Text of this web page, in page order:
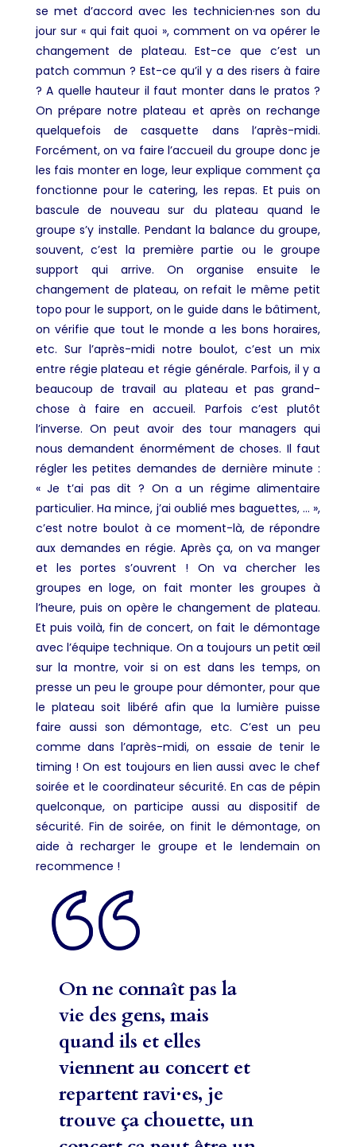
se met d’accord avec les technicien·nes son du
jour sur « qui fait quoi », comment on va opérer le
changement de plateau. Est-ce que c’est un
patch commun ? Est-ce qu’il y a des risers à faire
? A quelle hauteur il faut monter dans le pratos ?
On prépare notre plateau et après on rechange
quelquefois de casquette dans l’après-midi.
Forcément, on va faire l’accueil du groupe donc je
les fais monter en loge, leur explique comment ça
fonctionne pour le catering, les repas. Et puis on
bascule de nouveau sur du plateau quand le
groupe s’y installe. Pendant la balance du groupe,
souvent, c’est la première partie ou le groupe
support qui arrive. On organise ensuite le
changement de plateau, on refait le même petit
topo pour le support, on le guide dans le bâtiment,
on vérifie que tout le monde a les bons horaires,
etc. Sur l’après-midi notre boulot, c’est un mix
entre régie plateau et régie générale. Parfois, il y a
beaucoup de travail au plateau et pas grand-
chose à faire en accueil. Parfois c’est plutôt
l’inverse. On peut avoir des tour managers qui
nous demandent énormément de choses. Il faut
régler les petites demandes de dernière minute :
« Je t’ai pas dit ? On a un régime alimentaire
particulier. Ha mince, j’ai oublié mes baguettes, … »,
c’est notre boulot à ce moment-là, de répondre
aux demandes en régie. Après ça, on va manger
et les portes s’ouvrent ! On va chercher les
groupes en loge, on fait monter les groupes à
l’heure, puis on opère le changement de plateau.
Et puis voilà, fin de concert, on fait le démontage
avec l’équipe technique. On a toujours un petit œil
sur la montre, voir si on est dans les temps, on
presse un peu le groupe pour démonter, pour que
le plateau soit libéré afin que la lumière puisse
faire aussi son démontage, etc. C’est un peu
comme dans l’après-midi, on essaie de tenir le
timing ! On est toujours en lien aussi avec le chef
soirée et le coordinateur sécurité. En cas de pépin
quelconque, on participe aussi au dispositif de
sécurité. Fin de soirée, on finit le démontage, on
aide à recharger le groupe et le lendemain on
recommence !
On ne connaît pas la
vie des gens, mais
quand ils et elles
viennent au concert et
repartent ravi·es, je
trouve ça chouette, un